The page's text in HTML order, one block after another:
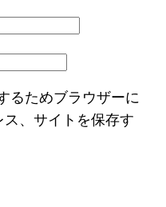
るためブラウザーに
、サイトを保存す